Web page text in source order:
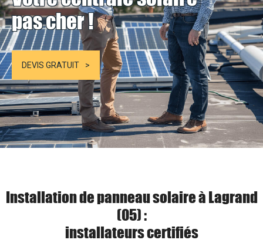
pas cher !
DEVIS GRATUIT
Installation de panneau solaire à Lagrand
(05) :
installateurs certifiés